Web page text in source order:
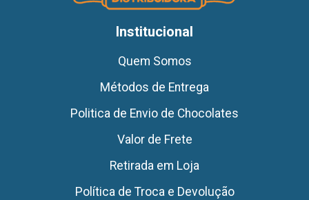
Institucional
Quem Somos
Métodos de Entrega
Politica de Envio de Chocolates
Valor de Frete
Retirada em Loja
Política de Troca e Devolução